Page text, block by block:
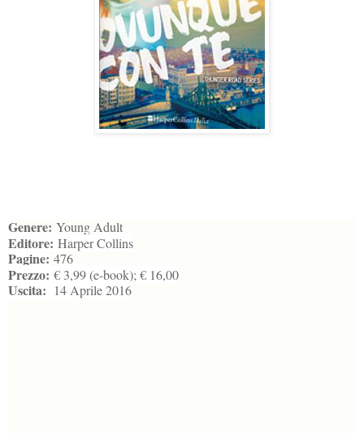
Genere: Young Adult
Editore: Harper Collins
Pagine: 476
Prezzo: € 3,99 (e-book); € 16,00
Uscita: 14 Aprile 2016